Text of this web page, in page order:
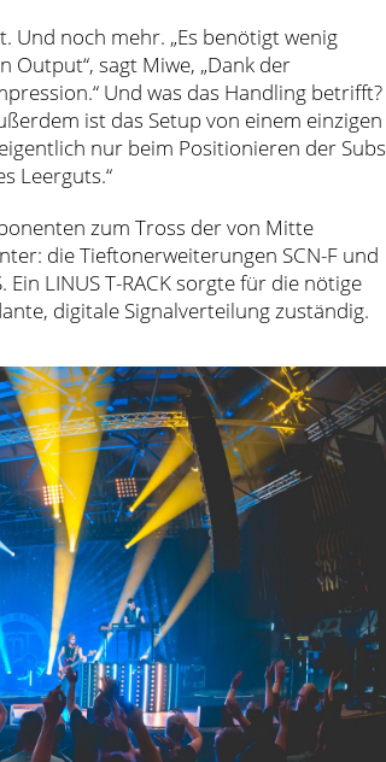
Und noch mehr. „Es benötigt wenig
sagt Miwe, „Dank der
Und was das Handling betrifft?
ist das Setup von einem einzigen
nur beim Positionieren der Subs
Leerguts.“
zum Tross der von Mitte
die Tieftonerweiterungen SCN-F und
Ein LINUS T-RACK sorgte für die nötige
digitale Signalverteilung zuständig.